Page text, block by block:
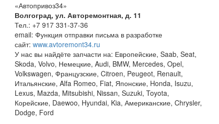
«Автопривоз34»
Волгоград, ул. Авторемонтная, д. 11
Тел.: +7 917 331-37-36
email: Функция отправки письма в разработке
сайт: www.avtoremont34.ru
У нас вы найдёте запчасти на: Европейские, Saab, Seat,
Skoda, Volvo, Немецкие, Audi, BMW, Mercedes, Opel,
Volkswagen, Французские, Citroen, Peugeot, Renault,
Итальянские, Alfa Romeo, Fiat, Японские, Honda, Isuzu,
Lexus, Mazda, Mitsubishi, Nissan, Suzuki, Toyota,
Корейские, Daewoo, Hyundai, Kia, Американские, Chrysler,
Dodge, Ford